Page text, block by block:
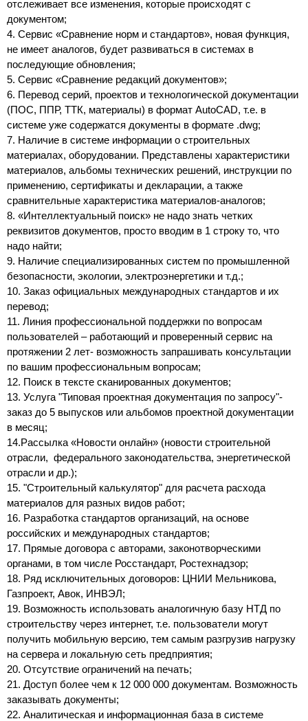
отслеживает все изменения, которые происходят с
документом;
4. Сервис «Сравнение норм и стандартов», новая функция,
не имеет аналогов, будет развиваться в системах в
последующие обновления;
5. Сервис «Сравнение редакций документов»;
6. Перевод серий, проектов и технологической документации
(ПОС, ППР, ТТК, материалы) в формат AutoCAD, т.е. в
системе уже содержатся документы в формате .dwg;
7. Наличие в системе информации о строительных
материалах, оборудовании. Представлены характеристики
материалов, альбомы технических решений, инструкции по
применению, сертификаты и декларации, а также
сравнительные характеристика материалов-аналогов;
8. «Интеллектуальный поиск» не надо знать четких
реквизитов документов, просто вводим в 1 строку то, что
надо найти;
9. Наличие специализированных систем по промышленной
безопасности, экологии, электроэнергетики и т.д.;
10. Заказ официальных международных стандартов и их
перевод;
11. Линия профессиональной поддержки по вопросам
пользователей – работающий и проверенный сервис на
протяжении 2 лет- возможность запрашивать консультации
по вашим профессиональным вопросам;
12. Поиск в тексте сканированных документов;
13. Услуга "Типовая проектная документация по запросу"-
заказ до 5 выпусков или альбомов проектной документации
в месяц;
14.Рассылка «Новости онлайн» (новости строительной
отрасли, федерального законодательства, энергетической
отрасли и др.);
15. "Строительный калькулятор" для расчета расхода
материалов для разных видов работ;
16. Разработка стандартов организаций, на основе
российских и международных стандартов;
17. Прямые договора с авторами, законотворческими
органами, в том числе Росстандарт, Ростехнадзор;
18. Ряд исключительных договоров: ЦНИИ Мельникова,
Газпроект, Авок, ИНВЭЛ;
19. Возможность использовать аналогичную базу НТД по
строительству через интернет, т.е. пользователи могут
получить мобильную версию, тем самым разгрузив нагрузку
на сервера и локальную сеть предприятия;
20. Отсутствие ограничений на печать;
21. Доступ более чем к 12 000 000 документам. Возможность
заказывать документы;
22. Аналитическая и информационная база в системе